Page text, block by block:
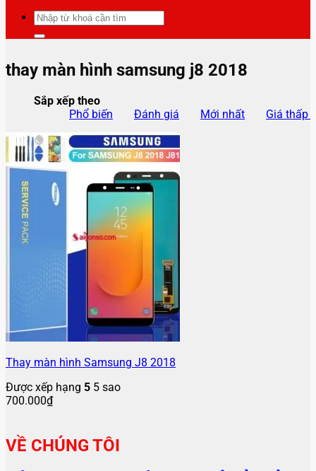
Tìm
kiếm:
thay màn hình samsung j8 2018
Sắp xếp theo
Phổ biến
Đánh giá Mới nhất Giá thấp
Thay màn hình Samsung J8 2018
Được xếp hạng 5 5 sao
700.000₫
VỀ CHÚNG TÔI